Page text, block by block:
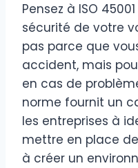
Pensez à ISO
sécurité de votre
pas parce que
accident, mais
en cas de
norme fournit un
les entreprises à
mettre en place
à créer un